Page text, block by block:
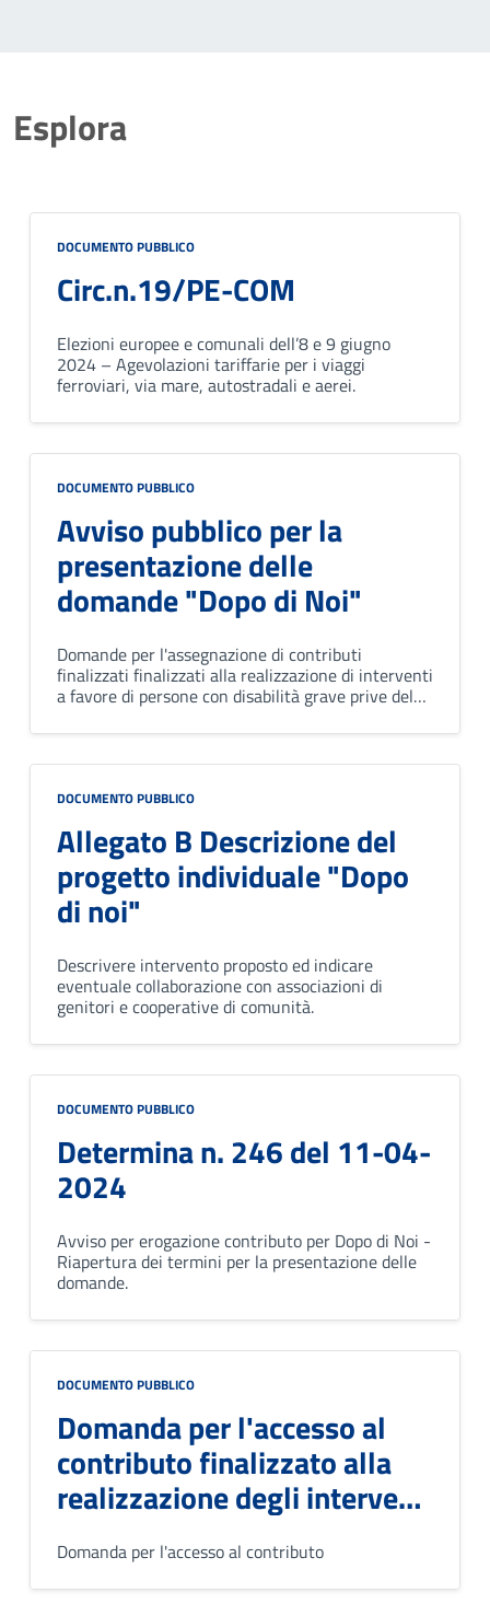
Esplora
DOCUMENTO PUBBLICO
Circ.n.19/PE-COM
Elezioni europee e comunali dell’8 e 9 giugno
2024 – Agevolazioni tariffarie per i viaggi
ferroviari, via mare, autostradali e aerei.
DOCUMENTO PUBBLICO
Avviso pubblico per la
presentazione delle
domande "Dopo di Noi"
Domande per l'assegnazione di contributi
finalizzati finalizzati alla realizzazione di interventi
a favore di persone con disabilità grave prive del
DOCUMENTO PUBBLICO
Allegato B Descrizione del
progetto individuale "Dopo
di noi"
Descrivere intervento proposto ed indicare
eventuale collaborazione con associazioni di
genitori e cooperative di comunità.
DOCUMENTO PUBBLICO
Determina n. 246 del 11-04-
2024
Avviso per erogazione contributo per Dopo di Noi -
Riapertura dei termini per la presentazione delle
domande.
DOCUMENTO PUBBLICO
Domanda per l'accesso al
contributo finalizzato alla
realizzazione degli interventi
gestionali "Dopo di Noi"
Domanda per l'accesso al contributo